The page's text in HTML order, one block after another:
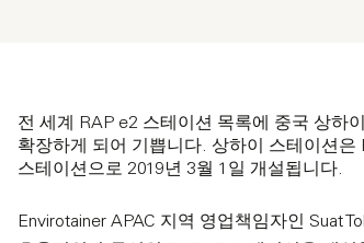
전 세계 RAP e2 스테이션 목록에 중국 상하
확장하게 되어 기쁩니다. 상하이 스테이션은
스테이션으로 2019년 3월 1일 개설됩니다.
Envirotainer APAC 지역 영업책임자인 Suat